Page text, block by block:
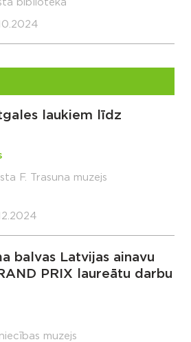
bibliotēka
laukiem līdz
F. Trasuna muzejs
balvas Latvijas ainavu
PRIX laureātu darbu
muzejs